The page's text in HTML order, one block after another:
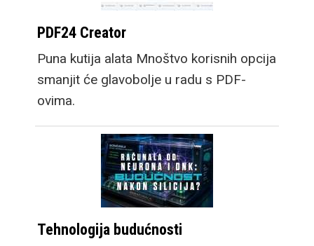
baterija koje omogućuju
punjača, prelazak na
Snapdragon Wear Elite
sustava. Samsung
Galaxy Watch9 dolazi u
dvije veličine, a
osigurava cjelodnevnu
bateriju sa vrlo
PDF24 Creator
Puna kutija alata Mnoštvo korisnih opcija
smanjit će glavobolje u radu s PDF-
ovima.
Tehnologija budućnosti